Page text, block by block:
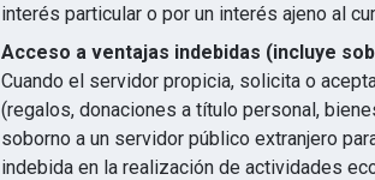
interés particular o por un interés ajeno al
Acceso a ventajas indebidas (incluye
Cuando el servidor propicia, solicita o
(regalos, donaciones a título personal,
soborno a un servidor público extranjero
indebida en la realización de actividades